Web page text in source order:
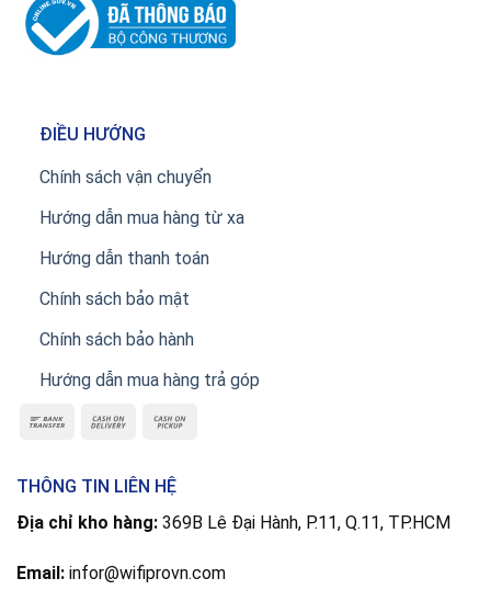
ĐIỀU HƯỚNG
Chính sách vận chuyển
Hướng dẫn mua hàng từ xa
Hướng dẫn thanh toán
Chính sách bảo mật
Chính sách bảo hành
Hướng dẫn mua hàng trả góp
THÔNG TIN LIÊN HỆ
Địa chỉ kho hàng: 369B Lê Đại Hành, P.11, Q.11, TP.HCM
Email: infor@wifiprovn.com